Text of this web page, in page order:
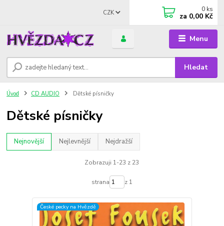
Menu
CZK
Hledat
0 ks
za 0,00 Kč
Úvod CD AUDIO Dětské písničky
Dětské písničky
Nejnovější Nejlevnější Nejdražší
Zobrazuji 1-23 z 23
strana z 1
České pecky na Hvězdě